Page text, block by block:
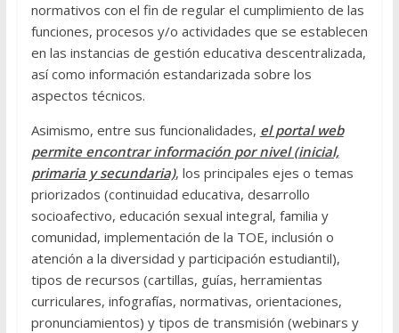
normativos con el fin de regular el cumplimiento de las
funciones, procesos y/o actividades que se establecen
en las instancias de gestión educativa descentralizada,
así como información estandarizada sobre los
aspectos técnicos.
Asimismo, entre sus funcionalidades, el portal web
permite encontrar información por nivel (inicial,
primaria y secundaria), los principales ejes o temas
priorizados (continuidad educativa, desarrollo
socioafectivo, educación sexual integral, familia y
comunidad, implementación de la TOE, inclusión o
atención a la diversidad y participación estudiantil),
tipos de recursos (cartillas, guías, herramientas
curriculares, infografías, normativas, orientaciones,
pronunciamientos) y tipos de transmisión (webinars y